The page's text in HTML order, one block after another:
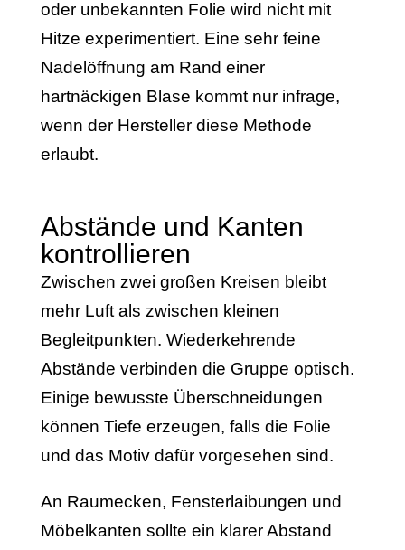
oder unbekannten Folie wird nicht mit
Hitze experimentiert. Eine sehr feine
Nadelöffnung am Rand einer
hartnäckigen Blase kommt nur infrage,
wenn der Hersteller diese Methode
erlaubt.
Abstände und Kanten
kontrollieren
Zwischen zwei großen Kreisen bleibt
mehr Luft als zwischen kleinen
Begleitpunkten. Wiederkehrende
Abstände verbinden die Gruppe optisch.
Einige bewusste Überschneidungen
können Tiefe erzeugen, falls die Folie
und das Motiv dafür vorgesehen sind.
An Raumecken, Fensterlaibungen und
Möbelkanten sollte ein klarer Abstand